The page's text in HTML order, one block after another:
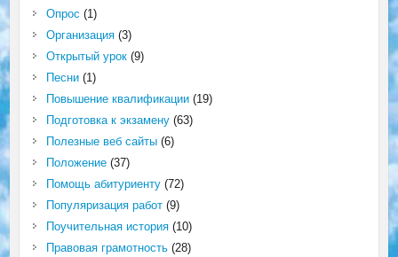
Опрос (1)
Организация(3)
Открытый урок(9)
Песни(1)
Повышение квалификации(19)
Подготовка к экзамену(63)
Полезные веб сайты(6)
Положение(37)
Помощь абитуриенту(72)
Популяризация работ(9)
Поучительная история(10)
Правовая грамотность(28)